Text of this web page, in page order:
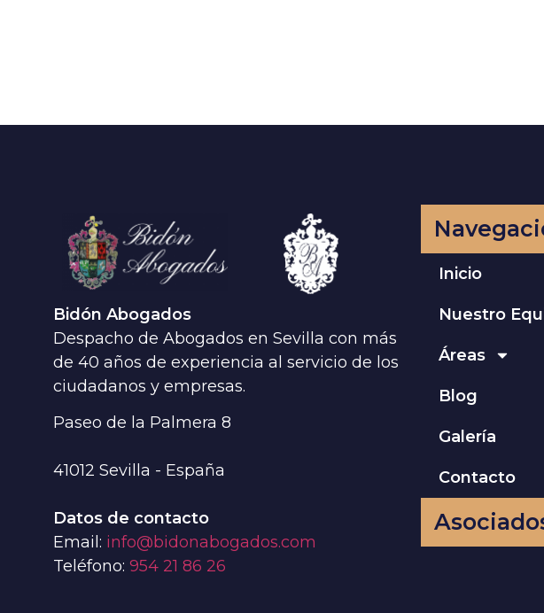
Bidón Abogados
Despacho de Abogados en Sevilla con más
de 40 años de experiencia al servicio de los
ciudadanos y empresas.
Paseo de la Palmera 8
41012 Sevilla - España
Datos de contacto
Email: info@bidonabogados.com
Teléfono: 954 21 86 26
Inicio
Nuestro
Áreas
Blog
Galería
Contacto